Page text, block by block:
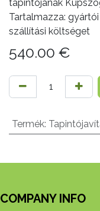
tapintójának
Tartalmazza:
szállítási költséget
540.00 €
Termék:
COMPANY INFO